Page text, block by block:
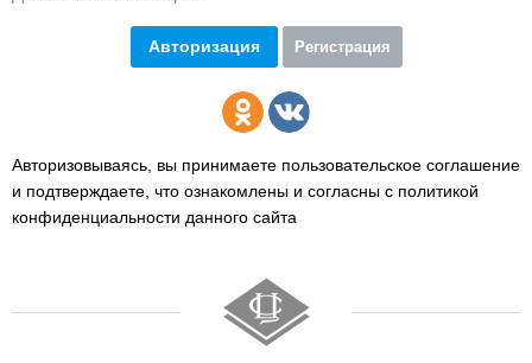
Авторизация Регистрация
Авторизовываясь, вы принимаете пользовательское соглашение
и подтверждаете, что ознакомлены и согласны с политикой
конфиденциальности данного сайта